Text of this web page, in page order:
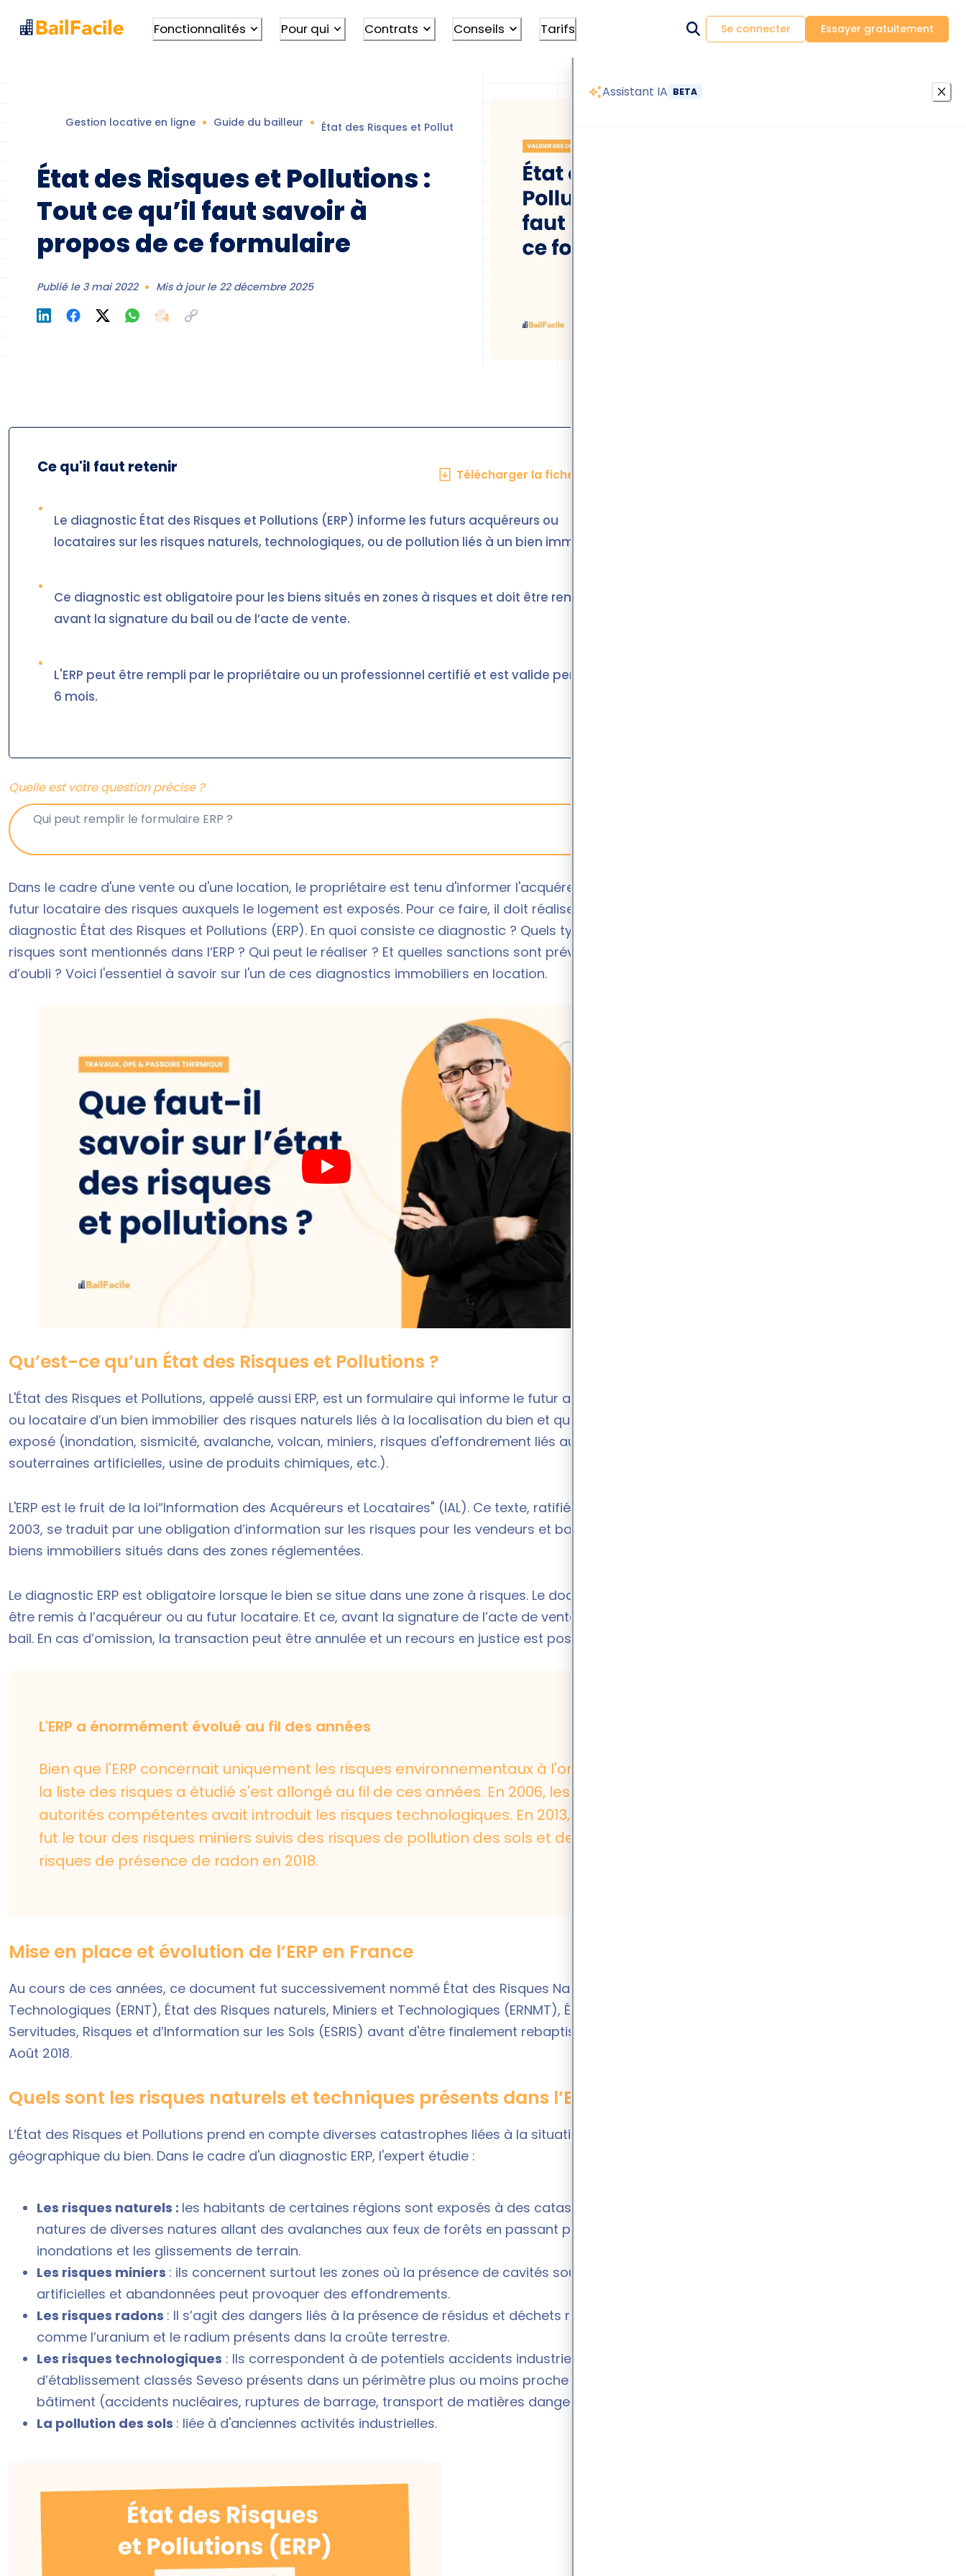
Assistant IA BETA
Fonctionnalités Pour qui Contrats Conseils Tarifs Se connecter Essayer gratuitement
Gestion locative en ligne Guide du bailleur État des Risques et Pollutions (diagnostic ERP)
État des Risques et Pollutions :
Tout ce qu’il faut savoir à
propos de ce formulaire
Publié le 3 mai 2022 Mis à jour le 22 décembre 2025
Ce qu'il faut retenir
•
Le diagnostic État des Risques et Pollutions (ERP) informe les futurs acquéreurs ou
locataires sur les risques naturels, technologiques, ou de pollution liés à un bien immobilier.
•
Ce diagnostic est obligatoire pour les biens situés en zones à risques et doit être remis
avant la signature du bail ou de l’acte de vente.
•
L'ERP peut être rempli par le propriétaire ou un professionnel certifié et est valide pendant
6 mois.
Télécharger la fiche en PDF
Quelle est votre question précise ?
Dans le cadre d'une vente ou d'une location, le propriétaire est tenu d'informer l'acquéreur ou le
futur locataire des risques auxquels le logement est exposés. Pour ce faire, il doit réaliser un
diagnostic État des Risques et Pollutions (ERP). En quoi consiste ce diagnostic ? Quels types de
risques sont mentionnés dans l’ERP ? Qui peut le réaliser ? Et quelles sanctions sont prévues en cas
d’oubli ? Voici l'essentiel à savoir sur l'un de ces diagnostics immobiliers en location.
Qu’est-ce qu’un État des Risques et Pollutions ?
L'État des Risques et Pollutions, appelé aussi ERP, est un formulaire qui informe le futur acquéreur
ou locataire d’un bien immobilier des risques naturels liés à la localisation du bien et qu'il peut être
exposé (inondation, sismicité, avalanche, volcan, miniers, risques d'effondrement liés aux cavités
souterraines artificielles, usine de produits chimiques, etc.).
L'ERP est le fruit de la loi“Information des Acquéreurs et Locataires" (IAL). Ce texte, ratifié le 30 juillet
2003, se traduit par une obligation d’information sur les risques pour les vendeurs et bailleurs de
biens immobiliers situés dans des zones réglementées.
Le diagnostic ERP est obligatoire lorsque le bien se situe dans une zone à risques. Le document doit
être remis à l’acquéreur ou au futur locataire. Et ce, avant la signature de l’acte de vente ou du
bail. En cas d’omission, la transaction peut être annulée et un recours en justice est possible.
L'ERP a énormément évolué au fil des années
Bien que l'ERP concernait uniquement les risques environnementaux à l'origine,
la liste des risques a étudié s'est allongé au fil de ces années. En 2006, les
autorités compétentes avait introduit les risques technologiques. En 2013, ce
fut le tour des risques miniers suivis des risques de pollution des sols et des
risques de présence de radon en 2018.
Mise en place et évolution de l’ERP en France
Au cours de ces années, ce document fut successivement nommé État des Risques Naturels et
Technologiques (ERNT), État des Risques naturels, Miniers et Technologiques (ERNMT), État des
Servitudes, Risques et d’Information sur les Sols (ESRIS) avant d'être finalement rebaptisé ERP en
Août 2018.
Quels sont les risques naturels et techniques présents dans l’ERP ?
L’État des Risques et Pollutions prend en compte diverses catastrophes liées à la situation
géographique du bien. Dans le cadre d'un diagnostic ERP, l'expert étudie :
Les risques naturels : les habitants de certaines régions sont exposés à des catastrophes
natures de diverses natures allant des avalanches aux feux de forêts en passant par les
inondations et les glissements de terrain.
Les risques miniers : ils concernent surtout les zones où la présence de cavités souterraines
artificielles et abandonnées peut provoquer des effondrements.
Les risques radons : Il s’agit des dangers liés à la présence de résidus et déchets radioactifs
comme l’uranium et le radium présents dans la croûte terrestre.
Les risques technologiques : Ils correspondent à de potentiels accidents industriels
d’établissement classés Seveso présents dans un périmètre plus ou moins proche du
bâtiment (accidents nucléaires, ruptures de barrage, transport de matières dangereuses.
La pollution des sols : liée à d'anciennes activités industrielles.